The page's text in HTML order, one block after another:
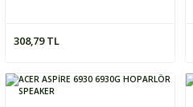
308,79 TL